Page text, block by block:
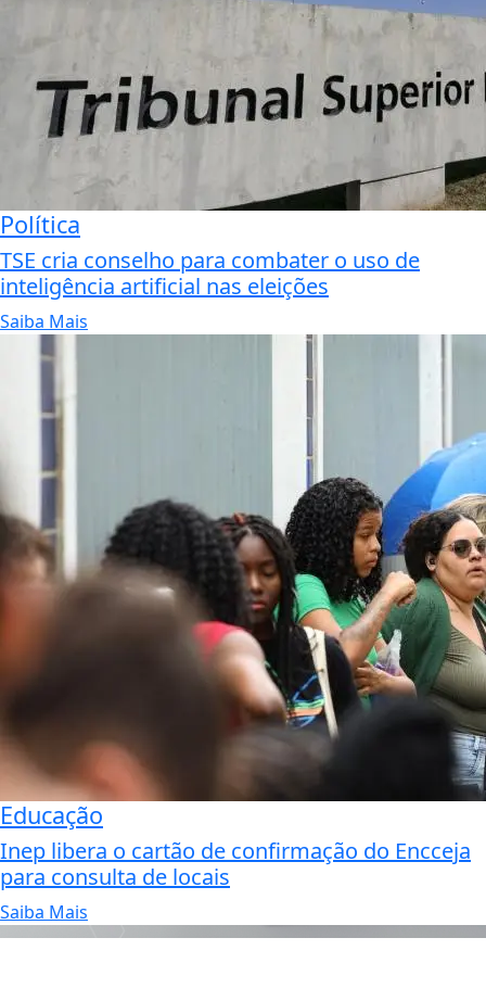
Política
TSE cria conselho para combater o uso de
inteligência artificial nas eleições
Saiba Mais
Educação
Inep libera o cartão de confirmação do Encceja
para consulta de locais
Saiba Mais